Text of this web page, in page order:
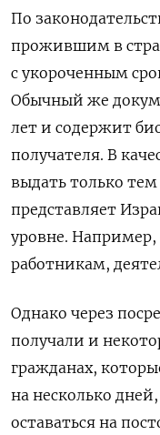
По
прожившим в
с укороченным
Обычный же
лет и содержит
получателя. В
выдать только
представляет
уровне.
работникам,
Однако через
получали и
гражданах,
на несколько
оставаться на